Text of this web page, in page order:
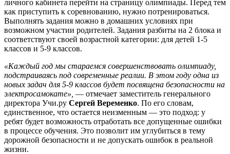
личного кабинета перейти на страницу олимпиады. Перед тем
как приступить к соревнованию, нужно потренироваться.
Выполнять задания можно в домашних условиях при
возможном участии родителей. Задания разбиты на 2 блока и
соответствуют своей возрастной категории: для детей 1-5
классов и 5-9 классов.
«Каждый год мы стараемся совершенствовать олимпиаду,
подстраиваясь под современные реалии. В этом году одна из
новых задач для 5-9 классов будет посвящена безопасности на
электросамокате», — отмечает заместитель генерального
директора Учи.ру Сергей Веременко. По его словам,
единственное, что остается неизменным — это подход: у
ребят будет возможность отработать все допущенные ошибки
в процессе обучения. Это позволит им углубиться в тему
дорожной безопасности и не допускать ошибок в реальной
жизни.